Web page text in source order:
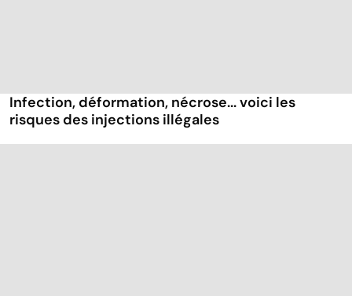
Infection, déformation, nécrose... voici les
risques des injections illégales